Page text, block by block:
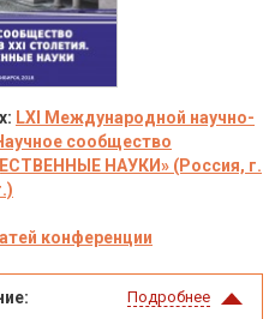
LXI Международной научно-
сообщество
НАУКИ» (Россия, г.
конференции
Подробнее